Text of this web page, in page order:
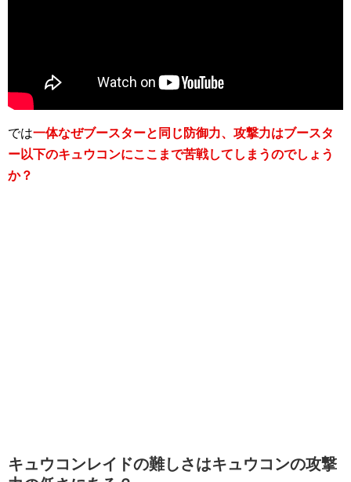
では一体なぜブースターと同じ防御力、攻撃力はブースタ
ー以下のキュウコンにここまで苦戦してしまうのでしょう
か？
キュウコンレイドの難しさはキュウコンの攻撃